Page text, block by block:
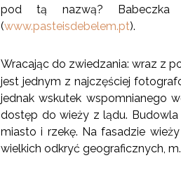
pod tą nazwą? Babeczka
(www.pasteisdebelem.pt).
Wracając do zwiedzania: wraz z
jest jednym z najczęściej
jednak wskutek wspomnianego
dostęp do wieży z lądu. Budowla
miasto i rzekę. Na fasadzie
wielkich odkryć geograficznych,